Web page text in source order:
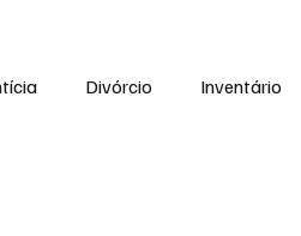
Divórcio Inventário